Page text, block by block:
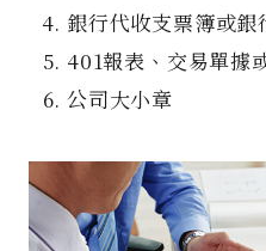
銀行代收支票簿或
401報表、交易單據
公司大小章